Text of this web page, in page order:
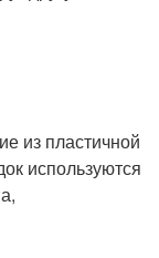
из пластичной
используются